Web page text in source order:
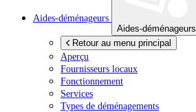
Aides-déménageurs
Aides-déménageurs
Retour au menu principal
Aperçu
Fournisseurs locaux
Fonctionnement
Services
Types de déménagements